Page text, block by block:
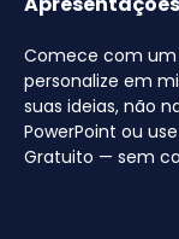
Comece com
personalize em
suas ideias, não
PowerPoint ou
Gratuito — sem